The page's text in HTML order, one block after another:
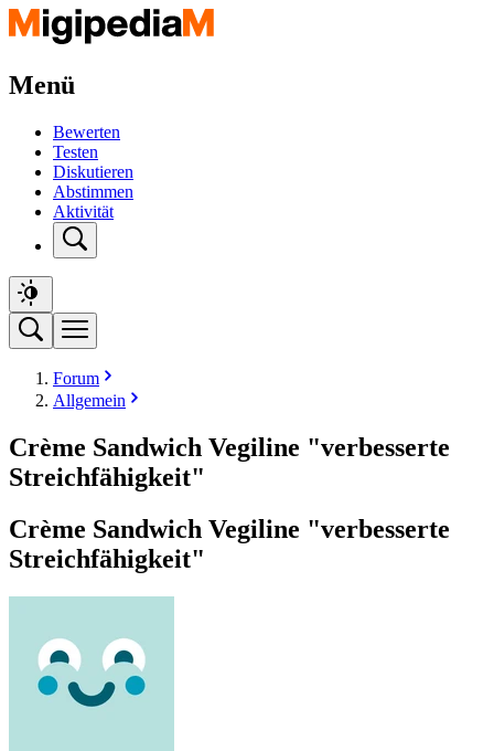
Menü
Bewerten
Testen
Diskutieren
Abstimmen
Aktivität
Forum
Allgemein
Crème Sandwich Vegiline "verbesserte
Streichfähigkeit"
Crème Sandwich Vegiline "verbesserte
Streichfähigkeit"